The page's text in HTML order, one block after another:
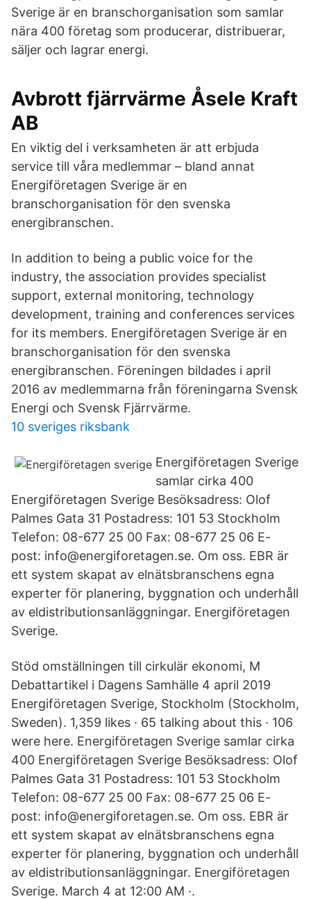
Sverige är en branschorganisation som samlar
nära 400 företag som producerar, distribuerar,
säljer och lagrar energi.
Avbrott fjärrvärme Åsele Kraft
AB
En viktig del i verksamheten är att erbjuda
service till våra medlemmar – bland annat
Energiföretagen Sverige är en
branschorganisation för den svenska
energibranschen.
In addition to being a public voice for the
industry, the association provides specialist
support, external monitoring, technology
development, training and conferences services
for its members. Energiföretagen Sverige är en
branschorganisation för den svenska
energibranschen. Föreningen bildades i april
2016 av medlemmarna från föreningarna Svensk
Energi och Svensk Fjärrvärme.
10 sveriges riksbank
Energiföretagen Sverige
samlar cirka 400
Energiföretagen Sverige Besöksadress: Olof
Palmes Gata 31 Postadress: 101 53 Stockholm
Telefon: 08-677 25 00 Fax: 08-677 25 06 E-
post: info@energiforetagen.se. Om oss. EBR är
ett system skapat av elnätsbranschens egna
experter för planering, byggnation och underhåll
av eldistributionsanläggningar. Energiföretagen
Sverige.
Stöd omställningen till cirkulär ekonomi, M
Debattartikel i Dagens Samhälle 4 april 2019
Energiföretagen Sverige, Stockholm (Stockholm,
Sweden). 1,359 likes · 65 talking about this · 106
were here. Energiföretagen Sverige samlar cirka
400 Energiföretagen Sverige Besöksadress: Olof
Palmes Gata 31 Postadress: 101 53 Stockholm
Telefon: 08-677 25 00 Fax: 08-677 25 06 E-
post: info@energiforetagen.se. Om oss. EBR är
ett system skapat av elnätsbranschens egna
experter för planering, byggnation och underhåll
av eldistributionsanläggningar. Energiföretagen
Sverige. March 4 at 12:00 AM ·.